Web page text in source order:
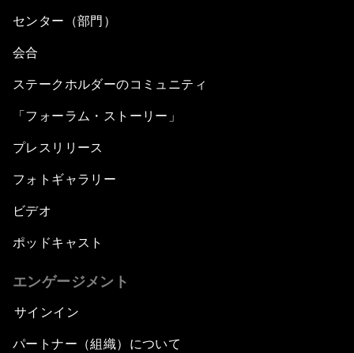
センター（部門）
会合
ステークホルダーのコミュニティ
「フォーラム・ストーリー」
プレスリリース
フォトギャラリー
ビデオ
ポッドキャスト
エンゲージメント
サインイン
パートナー（組織）について